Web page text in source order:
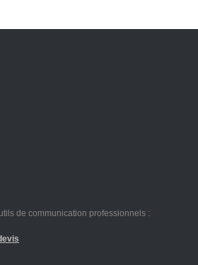
de communication professionnels :